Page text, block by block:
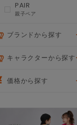
PAIR
親子ペア
ブランドから探す
キャラクターから探す
価格から探す